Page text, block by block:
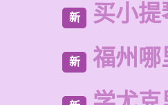
新 买小
新 福州哪